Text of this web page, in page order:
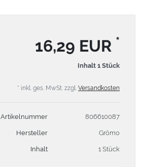
16,29 EUR *
Inhalt 1 Stück
* inkl. ges. MwSt. zzgl. Versandkosten
Artikelnummer 806610087
Hersteller Grömo
Inhalt 1 Stück